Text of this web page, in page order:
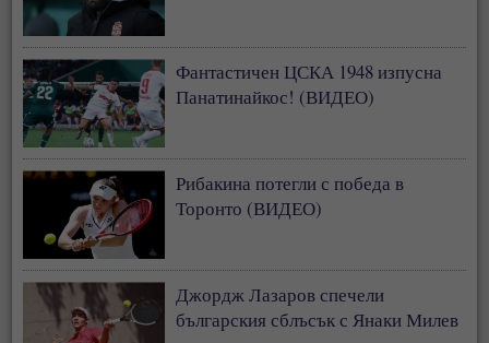
Фантастичен ЦСКА 1948 изпусна
Панатинайкос! (ВИДЕО)
Рибакина потегли с победа в
Торонто (ВИДЕО)
Джордж Лазаров спечели
българския сблъсък с Янаки Милев